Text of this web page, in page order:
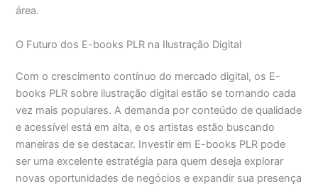
área.
O Futuro dos E-books PLR na Ilustração Digital
Com o crescimento contínuo do mercado digital, os E-
books PLR sobre ilustração digital estão se tornando cada
vez mais populares. A demanda por conteúdo de qualidade
e acessível está em alta, e os artistas estão buscando
maneiras de se destacar. Investir em E-books PLR pode
ser uma excelente estratégia para quem deseja explorar
novas oportunidades de negócios e expandir sua presença